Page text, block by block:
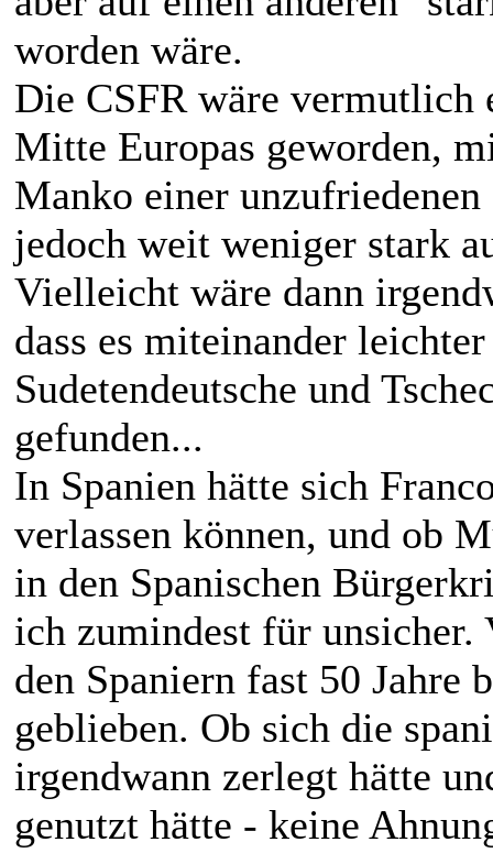
worden wäre.
Die CSFR wäre vermutlich
Mitte Europas geworden,
Manko einer
jedoch weit weniger stark
Vielleicht wäre dann
dass es miteinander
Sudetendeutsche und
gefunden...
In Spanien hätte sich
verlassen können, und ob
in den Spanischen
ich zumindest für
den Spaniern fast 50 Jahre
geblieben. Ob sich die
irgendwann zerlegt hätte
genutzt hätte - keine